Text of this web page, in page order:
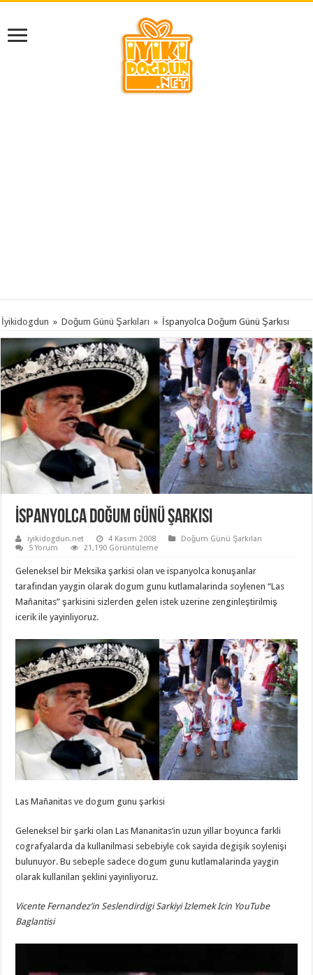
İyikidogdun » Doğum Günü Şarkıları » İspanyolca Doğum Günü Şarkısı
İspanyolca Doğum Günü Şarkısı
iyikidogdun.net 4 Kasım 2008
Doğum Günü Şarkıları
5 Yorum
21,190 Görüntüleme
Geleneksel bir Meksika şarkisi olan ve ispanyolca konuşanlar
tarafindan yaygin olarak dogum gunu kutlamalarinda soylenen “Las
Mañanitas” şarkisini sizlerden gelen istek uzerine zenginleştirilmiş
icerik ile yayinliyoruz.
Las Mañanitas ve dogum gunu şarkisi
Geleneksel bir şarki olan Las Mananitas’in uzun yillar boyunca farkli
cografyalarda da kullanilmasi sebebiyle cok sayida degişik soylenişi
bulunuyor. Bu sebeple sadece dogum gunu kutlamalarinda yaygin
olarak kullanilan şeklini yayinliyoruz.
Vicente Fernandez’in Seslendirdigi Sarkiyi Izlemek Icin YouTube
Baglantisi